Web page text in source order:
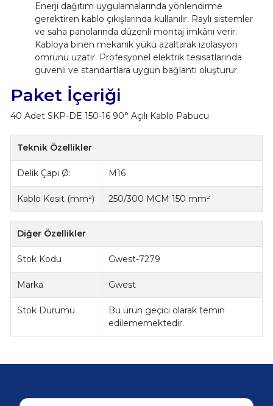
Enerji dağıtım uygulamalarında yönlendirme
gerektiren kablo çıkışlarında kullanılır. Raylı sistemler
ve saha panolarında düzenli montaj imkânı verir.
Kabloya binen mekanik yükü azaltarak izolasyon
ömrünü uzatır. Profesyonel elektrik tesisatlarında
güvenli ve standartlara uygun bağlantı oluşturur.
Paket İçeriği
40 Adet SKP-DE 150-16 90° Açılı Kablo Pabucu
Teknik Özellikler
Delik Çapı Ø: M16
Kablo Kesit (mm²) 250/300 MCM 150 mm²
Diğer Özellikler
Stok Kodu Gwest-7279
Marka Gwest
Stok Durumu
Bu ürün geçici olarak temin
edilememektedir.